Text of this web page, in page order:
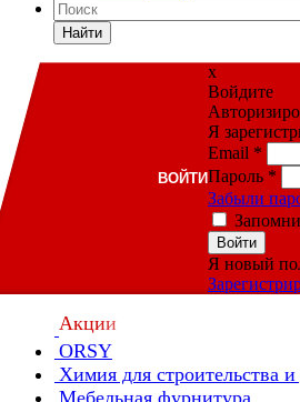
Найти
ВОЙТИ
x
Войдите
Я
Email *
Пароль *
Забыли
Войти
Я новый
Акции
ORSY
Химия для строительства и
Мебельная фурнитура